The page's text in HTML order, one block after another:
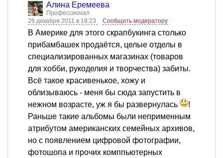
Алина Еремеева
Профессионал
26 декабря 2011 в 18:23
Сообщить модератору
В Америке для этого скрапбукинга столько
прибамбашек продаётся, целые отделы в
специализированных магазинах (товаров
для хобби, рукоделия и творчества) забиты.
Всё такое красивенькое, хожу и
облизываюсь - меня бы сюда запустить в
нежном возрасте, уж я бы развернулась
!
Раньше такие альбомы были неприменным
атрибутом американских семейных архивов,
но с появлением цифровой фотографии,
фотошопа и прочих комппьютерных